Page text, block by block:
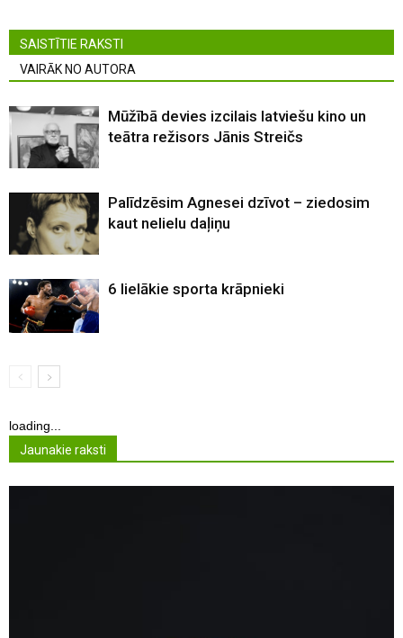
SAISTĪTIE RAKSTI
VAIRĀK NO AUTORA
Mūžībā devies izcilais latviešu kino un
teātra režisors Jānis Streičs
Palīdzēsim Agnesei dzīvot – ziedosim
kaut nelielu daļiņu
6 lielākie sporta krāpnieki
loading...
Jaunakie raksti